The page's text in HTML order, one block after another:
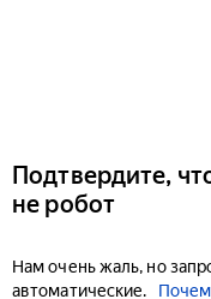
Подтвердите,
не робот
Нам очень жаль, но
автоматические.